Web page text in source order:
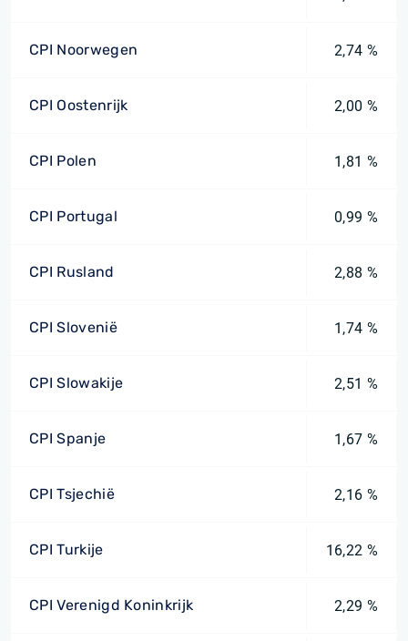
CPI Noorwegen 2,74 %
CPI Oostenrijk 2,00 %
CPI Polen 1,81 %
CPI Portugal 0,99 %
CPI Rusland 2,88 %
CPI Slovenië 1,74 %
CPI Slowakije 2,51 %
CPI Spanje 1,67 %
CPI Tsjechië 2,16 %
CPI Turkije 16,22 %
CPI Verenigd Koninkrijk 2,29 %